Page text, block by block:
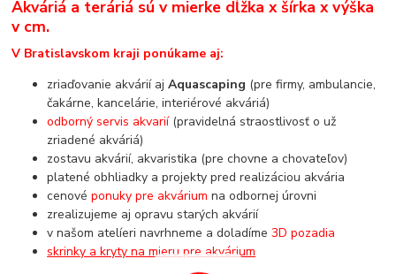
Akváriá a teráriá sú v mierke dĺžka x šírka x výška
v cm.
V Bratislavskom kraji ponúkame aj:
zriaďovanie akvárií ajAquascaping (pre firmy, ambulancie,
čakárne, kancelárie, interiérové akváriá)
odborný servis akvarií(pravidelná straostlivosť o už
zriadené akváriá)
zostavu akvárií, akvaristika (pre chovne a chovateľov)
platené obhliadky a projekty pred realizáciou akvária
cenovéponuky pre akvárium na odbornej úrovni
zrealizujeme aj opravu starých akvárií
v našom atelíeri navrhneme a doladíme3D pozadia
skrinky a kryty na mieru pre akvárium